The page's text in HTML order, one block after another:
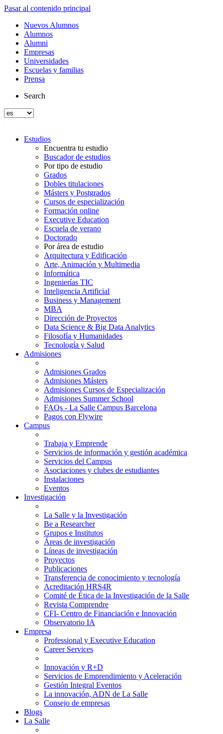
Pasar al contenido principal
Nuevos Alumnos
Alumnos
Alumni
Empresas
Universidades
Escuelas y familias
Prensa
Search
Estudios
Encuentra tu estudio
Buscador de estudios
Por tipo de estudio
Grados
Dobles titulaciones
Másters y Postgrados
Cursos de especialización
Formación online
Executive Education
Escuela de verano
Doctorado
Por área de estudio
Arquitectura y Edificación
Arte, Animación y Multimedia
Informática
Ingenierías TIC
Inteligencia Artificial
Business y Management
MBA
Dirección de Proyectos
Data Science & Big Data Analytics
Filosofía y Humanidades
Tecnología y Salud
Admisiones
Admisiones Grados
Admisiones Másters
Admisiones Cursos de Especialización
Admisiones Summer School
FAQs - La Salle Campus Barcelona
Pagos con Flywire
Campus
Trabaja y Emprende
Servicios de información y gestión académica
Servicios del Campus
Asociaciones y clubes de estudiantes
Instalaciones
Eventos
Investigación
La Salle y la Investigación
Be a Researcher
Grupos e Institutos
Áreas de investigación
Líneas de investigación
Proyectos
Publicaciones
Transferencia de conocimiento y tecnología
Acreditación HRS4R
Comité de Ética de la Investigación de la Salle
Revista Comprendre
CFI- Centro de Financiación e Innovación
Observatorio IA
Empresa
Professional y Executive Education
Career Services
Innovación y R+D
Servicios de Emprendimiento y Aceleración
Gestión Integral Eventos
La innovación, ADN de La Salle
Consejo de empresas
Blogs
La Salle